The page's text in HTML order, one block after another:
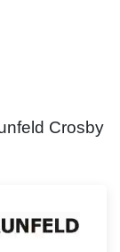
Crosby